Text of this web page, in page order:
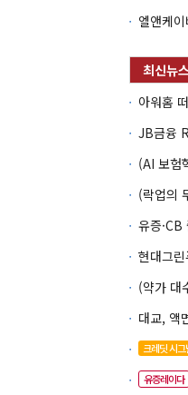
크레딧 시그
유증레이다